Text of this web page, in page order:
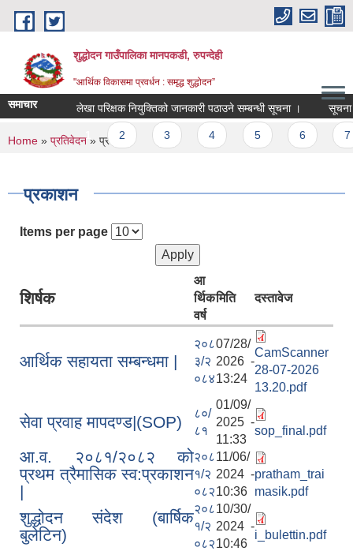
Skip to main content
शुद्धोदन गाउँपालिका मानपकडी, रुपन्देही
"आर्थिक विकासमा प्रवर्धन : समृद्ध शुद्धोदन”
समाचार लेखा परिक्षक नियुक्तिको जानकारी पठाउने सम्बन्धी सूचना । सूचना !
Pages
1 2
You are here
Home » प्रतिवेदन » प्रकाशन
प्रकाशन
Items per page
शिर्षक
आ
र्थिक
वर्ष
मिति दस्तावेज
आर्थिक सहायता सम्बन्धमा |
२०८
३/२
०८४
07/28/
2026 -
13:24
CamScanner
28-07-2026
13.20.pdf
सेवा प्रवाह मापदण्ड|(SOP)
८०/
८१
01/09/
2025 -
11:33
sop_final.pdf
आ.व. २०८१/२०८२ को
प्रथम त्रैमासिक स्व:प्रकाशन
|
२०८
१/२
०८२
11/06/
2024 -
10:36
pratham_trai
masik.pdf
शुद्धोदन संदेश (बार्षिक
बुलेटिन)
२०८
१/२
०८२
10/30/
2024 -
10:46
i_bulettin.pdf